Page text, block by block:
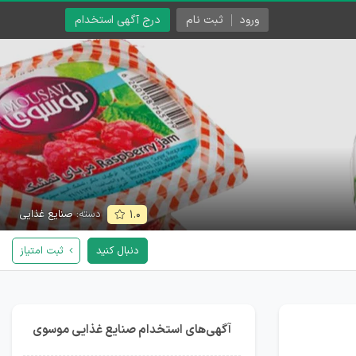
درج آگهی استخدام ورود ثبت نام
۱.۰ دسته:صنایع غذایی
دنبال کنید ثبت امتیاز
آگهی‌های استخدام صنایع غذایی موسوی